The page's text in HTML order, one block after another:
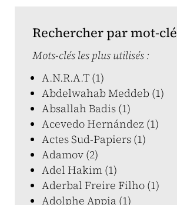
Rechercher par mot-clé
Mots-clés les plus utilisés :
A.N.R.A.T (1)
Abdelwahab Meddeb (1)
Absallah Badis (1)
Acevedo Hernández (1)
Actes Sud-Papiers (1)
Adamov (2)
Adel Hakim (1)
Aderbal Freire Filho (1)
Adolphe Appia (1)